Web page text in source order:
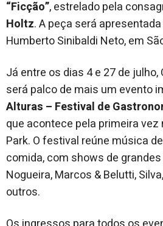
“Ficção”, estrelado pela
Holtz. A peça será
Humberto Sinibaldi Neto, em
Já entre os dias 4 e 27 de
será palco de mais um evento
Alturas – Festival de
que acontece pela primeira vez
Park. O festival reúne música
comida, com shows de
Nogueira, Marcos & Belutti,
outros.